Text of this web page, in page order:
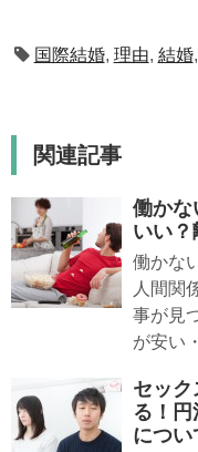
国際結婚, 理由, 結婚,
関連記事
働かな
いい？
働かな
人間関
事が見
が安い
セッ
る！
につい